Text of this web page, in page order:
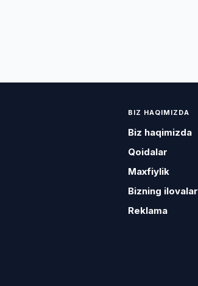
BIZ HAQIMIZDA
Biz haqimizda
Qoidalar
Maxfiylik
Bizning ilovalar
Reklama